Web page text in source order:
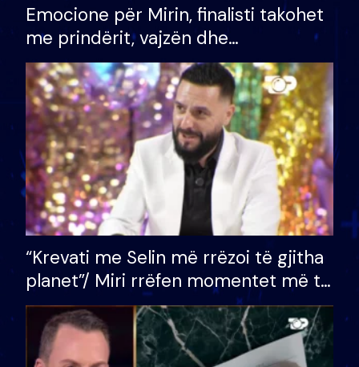
Emocione për Mirin, finalisti takohet
me prindërit, vajzën dhe
bashkëshorten: S’kemi ndonjë letër
divorci apo jo?
“Krevati me Selin më rrëzoi të gjitha
planet”/ Miri rrëfen momentet më të
bukura në shtëpinë e BB VIP: Do më
mungojë zilja e mëngjesit kur…